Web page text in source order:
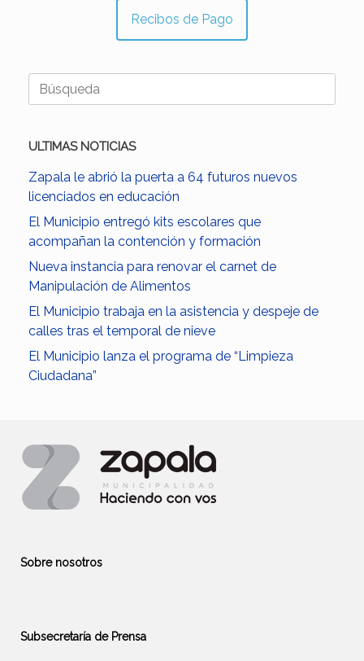
Recibos de Pago
Buscar:
ULTIMAS NOTICIAS
Zapala le abrió la puerta a 64 futuros nuevos
licenciados en educación
El Municipio entregó kits escolares que
acompañan la contención y formación
Nueva instancia para renovar el carnet de
Manipulación de Alimentos
El Municipio trabaja en la asistencia y despeje de
calles tras el temporal de nieve
El Municipio lanza el programa de “Limpieza
Ciudadana”
Sobre nosotros
Subsecretaría de Prensa